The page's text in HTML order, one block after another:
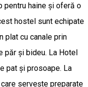
pentru haine și oferă o
hostel sunt echipate
plat cu canale prin
păr și bideu. La Hotel
pat și prosoape. La
servește preparate